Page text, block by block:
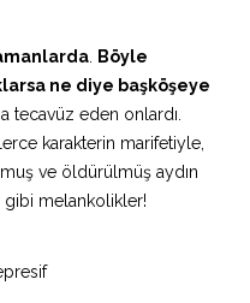
Böyle
ne diye başköşeye
tecavüz eden onlardı.
karakterin marifetiyle,
ve öldürülmüş aydın
melankolikler!